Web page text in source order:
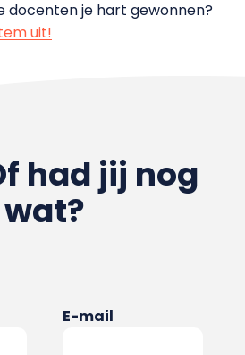
docenten je hart gewonnen?
uit!
had jij nog
wat?
E-mail